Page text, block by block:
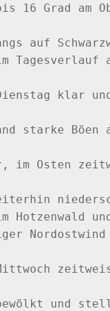
bis 16 Grad
auf
Tagesverlauf
klar
starke Böen
im Osten
Hotzenwald
und